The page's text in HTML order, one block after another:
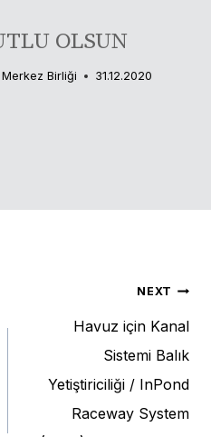
OLSUN
Birliği 31.12.2020
NEXT
Havuz için Kanal
Sistemi Balık
Yetiştiriciliği / InPond
Raceway System